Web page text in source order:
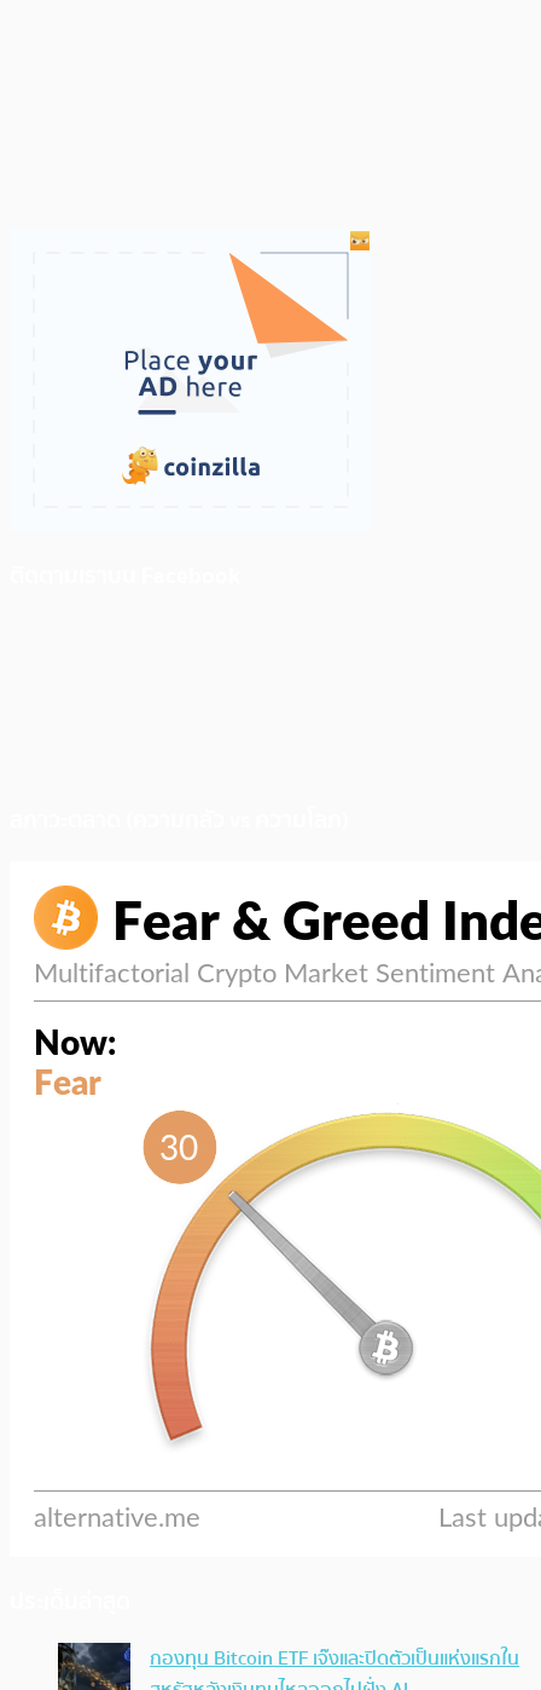
กองทุน Bitcoin ETF เจ๊งและปิดตัวเป็นแห่งแรกใน